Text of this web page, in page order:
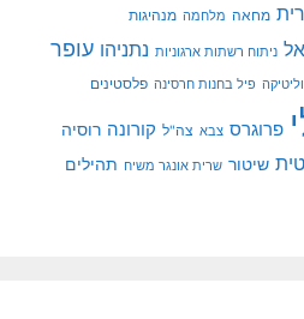
מחאה מלחמה מנהיגות
ניתוח רשתות ארגוניות נתניהו עופר
פיל בחנות חרסינה פלסטינים
פרוגרס צבא צה"ל קורונה רוסיה
שיטור שרית אונגר משיח תהילים